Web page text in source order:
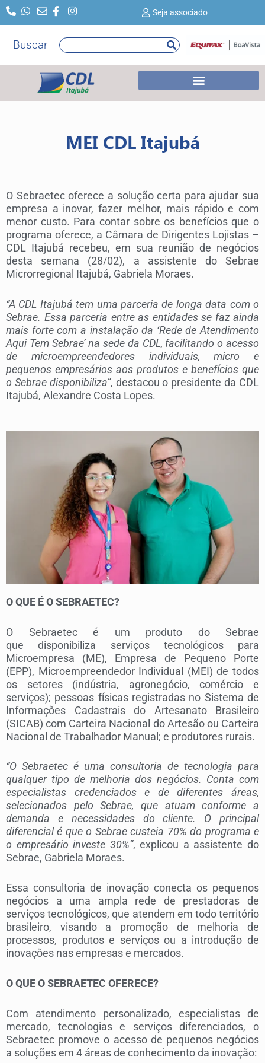
para
conteúdo
Seja associado
Buscar Pesquisar
MEI CDL Itajubá
O Sebraetec oferece a solução certa para ajudar sua
empresa a inovar, fazer melhor, mais rápido e com
menor custo. Para contar sobre os benefícios que o
programa oferece, a Câmara de Dirigentes Lojistas –
CDL Itajubá recebeu, em sua reunião de negócios
desta semana (28/02), a assistente do Sebrae
Microrregional Itajubá, Gabriela Moraes.
“A CDL Itajubá tem uma parceria de longa data com o
Sebrae. Essa parceria entre as entidades se faz ainda
mais forte com a instalação da ‘Rede de Atendimento
Aqui Tem Sebrae’ na sede da CDL, facilitando o acesso
de microempreendedores individuais, micro e
pequenos empresários aos produtos e benefícios que
o Sebrae disponibiliza”, destacou o presidente da CDL
Itajubá, Alexandre Costa Lopes.
O QUE É O SEBRAETEC?
O Sebraetec é um produto do Sebrae
que disponibiliza serviços tecnológicos para
Microempresa (ME), Empresa de Pequeno Porte
(EPP), Microempreendedor Individual (MEI) de todos
os setores (indústria, agronegócio, comércio e
serviços); pessoas físicas registradas no Sistema de
Informações Cadastrais do Artesanato Brasileiro
(SICAB) com Carteira Nacional do Artesão ou Carteira
Nacional de Trabalhador Manual; e produtores rurais.
“O Sebraetec é uma consultoria de tecnologia para
qualquer tipo de melhoria dos negócios. Conta com
especialistas credenciados e de diferentes áreas,
selecionados pelo Sebrae, que atuam conforme a
demanda e necessidades do cliente. O principal
diferencial é que o Sebrae custeia 70% do programa e
o empresário investe 30%”, explicou a assistente do
Sebrae, Gabriela Moraes.
Essa consultoria de inovação conecta os pequenos
negócios a uma ampla rede de prestadoras de
serviços tecnológicos, que atendem em todo território
brasileiro, visando a promoção de melhoria de
processos, produtos e serviços ou a introdução de
inovações nas empresas e mercados.
O QUE O SEBRAETEC OFERECE?
Com atendimento personalizado, especialistas de
mercado, tecnologias e serviços diferenciados, o
Sebraetec promove o acesso de pequenos negócios
a soluções em 4 áreas de conhecimento da inovação: